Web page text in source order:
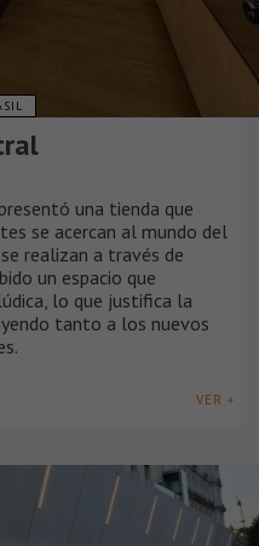
una tienda que
se acercan al mundo del
realizan a través de
un espacio que
lo que justifica la
tanto a los nuevos
VER +